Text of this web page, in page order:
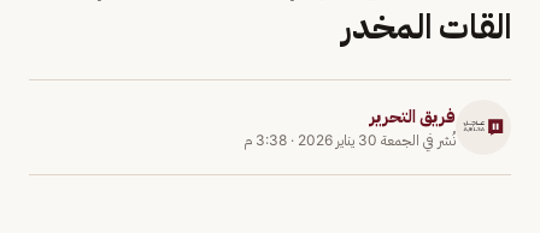
القات المخدر
فريق التحرير
نُشر في الجمعة 30 يناير 2026 · 3:38 م